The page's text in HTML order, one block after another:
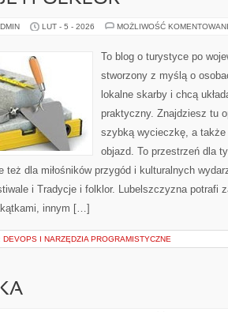
LUT - 5 - 2026 MOŻLIWOŚĆ
To blog o turystyce po
stworzony z myślą o
lokalne skarby i chcą
praktyczny. Znajdziesz tu
szybką wycieczkę, a także
objazd. To przestrzeń dla
też dla miłośników przygód i kulturalnych
i Tradycje i folklor. Lubelszczyzna potrafi
innym […]
DEVOPS I NARZĘDZIA PROGRAMISTYCZNE